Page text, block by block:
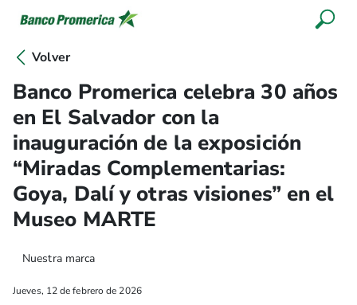
Volver
Banco Promerica celebra 30 años
en El Salvador con la
inauguración de la exposición
“Miradas Complementarias:
Goya, Dalí y otras visiones” en el
Museo MARTE
Nuestra marca
Jueves, 12 de febrero de 2026